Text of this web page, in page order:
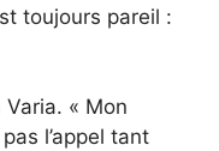
toujours pareil :
« Mon
l’appel tant